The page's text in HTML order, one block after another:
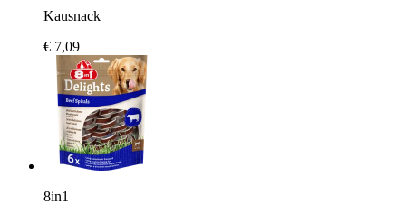
Kausnack
€ 7,09
8in1